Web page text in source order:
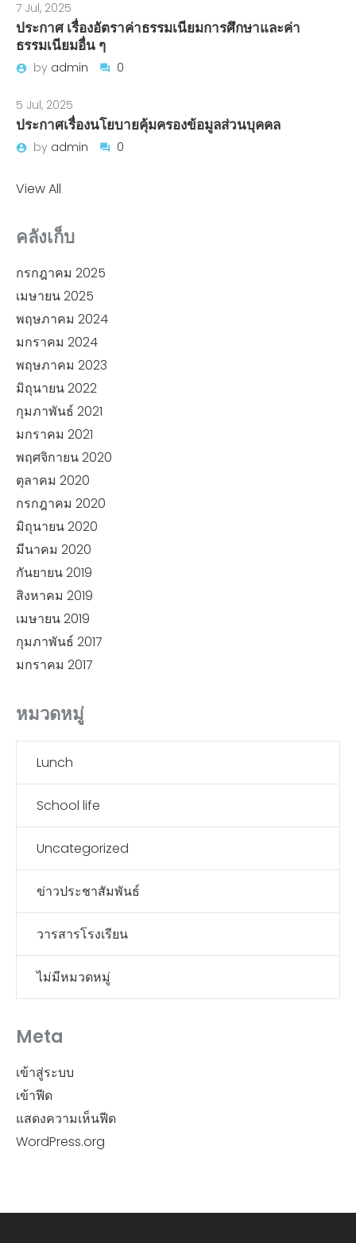
7 Jul, 2025
ประกาศ เรื่องอัตราค่าธรรมเนียมการศึกษาและค่า
ธรรมเนียมอื่น ๆ
by admin 0
5 Jul, 2025
ประกาศเรื่องนโยบายคุ้มครองข้อมูลส่วนบุคคล
by admin 0
View All
คลังเก็บ
กรกฎาคม 2025
เมษายน 2025
พฤษภาคม 2024
มกราคม 2024
พฤษภาคม 2023
มิถุนายน 2022
กุมภาพันธ์ 2021
มกราคม 2021
พฤศจิกายน 2020
ตุลาคม 2020
กรกฎาคม 2020
มิถุนายน 2020
มีนาคม 2020
กันยายน 2019
สิงหาคม 2019
เมษายน 2019
กุมภาพันธ์ 2017
มกราคม 2017
หมวดหมู่
Lunch
School life
Uncategorized
ข่าวประชาสัมพันธ์
วารสารโรงเรียน
ไม่มีหมวดหมู่
Meta
เข้าสู่ระบบ
เข้าฟีด
แสดงความเห็นฟีด
WordPress.org